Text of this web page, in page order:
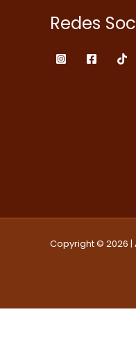
Redes
Copyright © 2026 |